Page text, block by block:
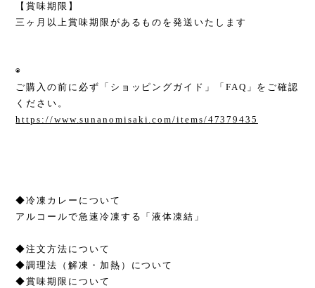
【賞味期限】
三ヶ月以上賞味期限があるものを発送いたします
◉
ご購入の前に必ず「ショッピングガイド」「FAQ」をご確認
ください。
https://www.sunanomisaki.com/items/47379435
◆冷凍カレーについて
アルコールで急速冷凍する「液体凍結」
◆注文方法について
◆調理法（解凍・加熱）について
◆賞味期限について